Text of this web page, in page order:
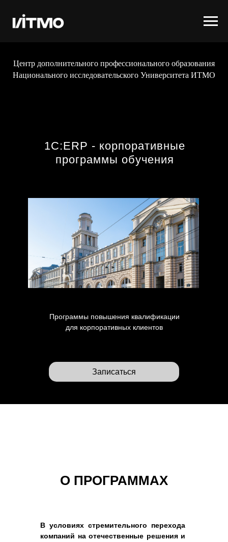
Центр дополнительного профессионального образования
Национального исследовательского Университета ИТМО
1C:ERP - корпоративные
программы обучения
Записаться
Программы повышения квалификации
для корпоративных клиентов
О ПРОГРАММАХ
В условиях стремительного перехода
компаний на отечественные решения и